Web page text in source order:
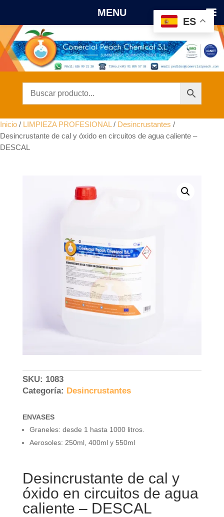
Inicio / LIMPIEZA PROFESIONAL / Desincrustantes /
Desincrustante de cal y óxido en circuitos de agua caliente –
DESCAL
SKU: 1083
Categoría: Desincrustantes
ENVASES
Graneles: desde 1 hasta 1000 litros.
Aerosoles: 250ml, 400ml y 550ml
Desincrustante de cal y
óxido en circuitos de agua
caliente – DESCAL
ES
MENU